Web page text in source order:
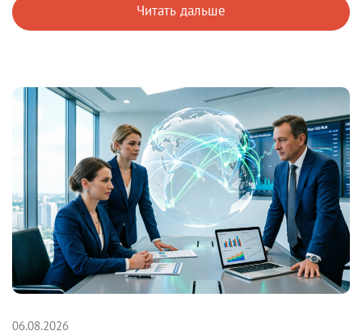
Читать дальше
06.08.2026